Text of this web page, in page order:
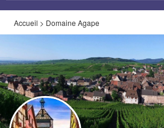
Accueil > Domaine Agape